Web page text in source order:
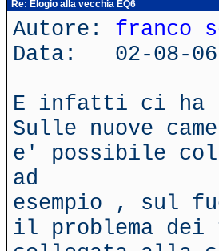
Re: Elogio alla vecchia EQ6
Autore: franco
Data: 02-08-06
E infatti ci ha
Sulle nuove
e' possibile
ad
esempio , sul
il problema